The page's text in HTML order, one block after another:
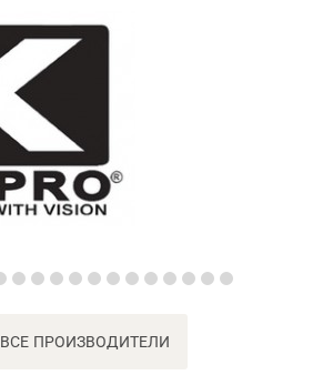
ВСЕ ПРОИЗВОДИТЕЛИ